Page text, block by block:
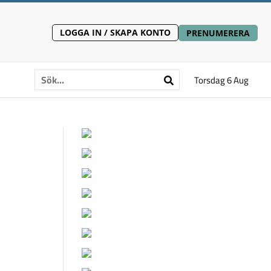
LOGGA IN / SKAPA KONTO PRENUMERERA
Torsdag 6 Aug